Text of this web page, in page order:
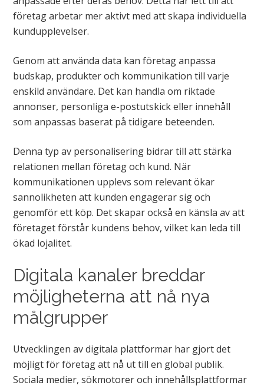
företag arbetar mer aktivt med att skapa individuella
kundupplevelser.
Genom att använda data kan företag anpassa
budskap, produkter och kommunikation till varje
enskild användare. Det kan handla om riktade
annonser, personliga e-postutskick eller innehåll
som anpassas baserat på tidigare beteenden.
Denna typ av personalisering bidrar till att stärka
relationen mellan företag och kund. När
kommunikationen upplevs som relevant ökar
sannolikheten att kunden engagerar sig och
genomför ett köp. Det skapar också en känsla av att
företaget förstår kundens behov, vilket kan leda till
ökad lojalitet.
Digitala kanaler breddar
möjligheterna att nå nya
målgrupper
Utvecklingen av digitala plattformar har gjort det
möjligt för företag att nå ut till en global publik.
Sociala medier, sökmotorer och innehållsplattformar